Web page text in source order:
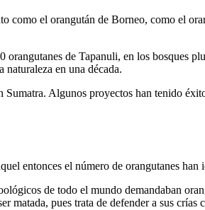
como el orangután de Borneo, como el
de Tapanuli, en los bosques
naturaleza en una década.
Algunos proyectos han tenido
entonces el número de orangutanes
de todo el mundo demandaban
matada, pues trata de defender a sus crías